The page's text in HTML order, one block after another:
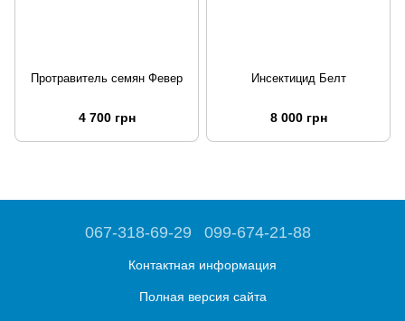
Протравитель семян Февер
4 700 грн
Инсектицид Белт
8 000 грн
067-318-69-29 099-674-21-88
Контактная информация
Полная версия сайта